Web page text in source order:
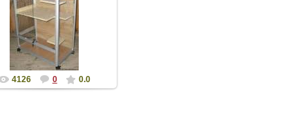
клетка-
для шиншилл без
Размеры: в-ш-г
102 (с колесами 108...
Nikodimych
4126 0 0.0